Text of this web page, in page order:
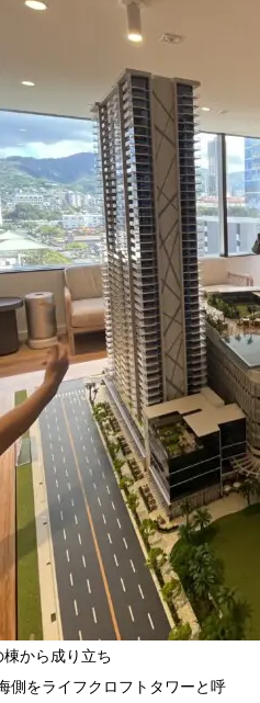
から成り立ち
側をライフクロフトタワーと呼